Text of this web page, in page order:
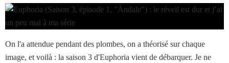
On l'a attendue pendant des plombes, on a théorisé sur chaque
image, et voilà : la saison 3 d'Euphoria vient de débarquer. Je ne